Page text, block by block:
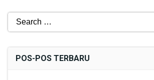
NAVIGATION
Search
POS-POS TERBARU